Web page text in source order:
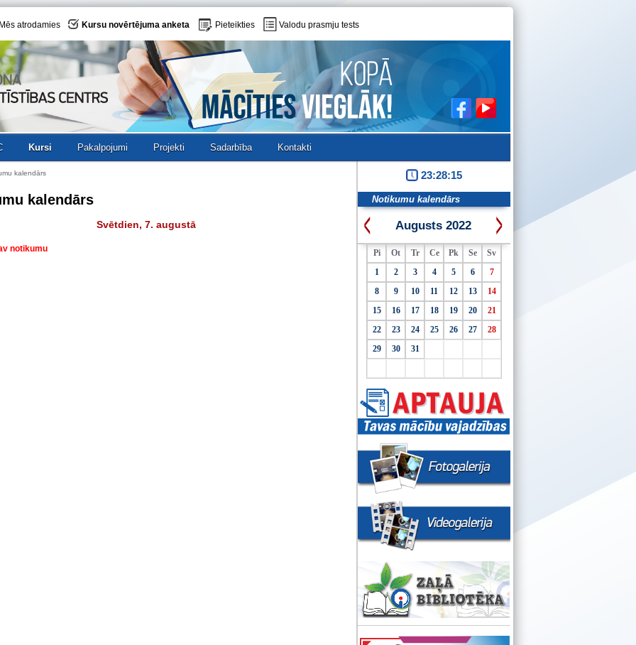
Mēs atrodamies Kursu novērtējuma anketa Pieteikties Valodu prasmju tests
Kursi Pakalpojumi Projekti Sadarbība Kontakti
kalendārs
kalendārs
Svētdien, 7. augustā
notikumu
23:28:16
Notikumu kalendārs
Augusts 2022
Pi Ot Tr Ce Pk Se
Sv
1
2 3 4 5 6
7
8
9 10 11 12 13
14
15
16 17 18 19 20
21
22
23 24 25 26 27
28
29
30 31